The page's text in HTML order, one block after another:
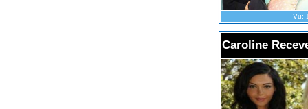
Vu:
Caroline